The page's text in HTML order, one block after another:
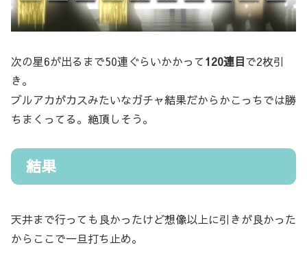
次の星6が出るまで50連ぐらいかかって120連目で2枚引
き。
ブルアカがカスみたいなガチャ結果だからかこっちでは勝
ちまくってる。絶頂しそう。
結果
天井まで行っても良かったけど想像以上に引きが良かった
からここで一旦打ち止め。